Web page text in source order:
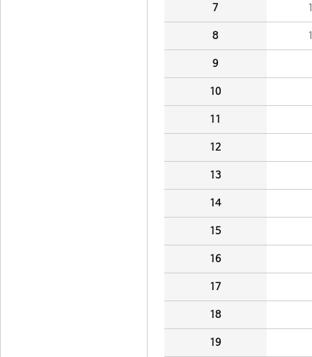
7
8
9
10
11
12
13
14
15
16
17
18
19